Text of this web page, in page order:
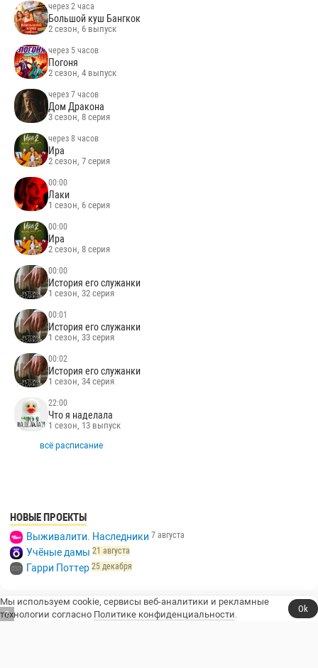
через 2 часа
Большой куш Бангкок
2 сезон, 6 выпуск
через 5 часов
Погоня
2 сезон, 4 выпуск
через 7 часов
Дом Дракона
3 сезон, 8 серия
через 8 часов
Ира
2 сезон, 7 серия
00:00
Лаки
1 сезон, 6 серия
00:00
Ира
2 сезон, 8 серия
00:00
История его служанки
1 сезон, 32 серия
00:01
История его служанки
1 сезон, 33 серия
00:02
История его служанки
1 сезон, 34 серия
22:00
Что я наделала
1 сезон, 13 выпуск
всё расписание
НОВЫЕ ПРОЕКТЫ
Выживалити. Наследники 7 августа
Учёные дамы 21 августа
Гарри Поттер 25 декабря
Сериалы, юмор и стендап.
Мы используем cookie, сервисы веб-аналитики и рекламные
технологии согласно Политике конфиденциальности.
Ok
6